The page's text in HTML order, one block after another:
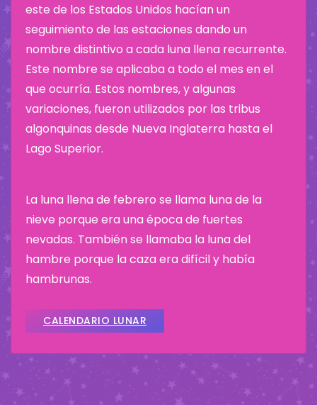
este de los Estados Unidos hacían un
seguimiento de las estaciones dando un
nombre distintivo a cada luna llena recurrente.
Este nombre se aplicaba a todo el mes en el
que ocurría. Estos nombres, y algunas
variaciones, fueron utilizados por las tribus
algonquinas desde Nueva Inglaterra hasta el
Lago Superior.
La luna llena de febrero se llama luna de la
nieve porque era una época de fuertes
nevadas. También se llamaba la luna del
hambre porque la caza era difícil y había
hambrunas.
CALENDARIO LUNAR